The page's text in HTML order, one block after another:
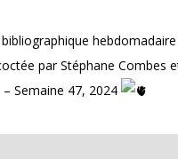
par Stéphane Combes
– Semaine 47, 2024